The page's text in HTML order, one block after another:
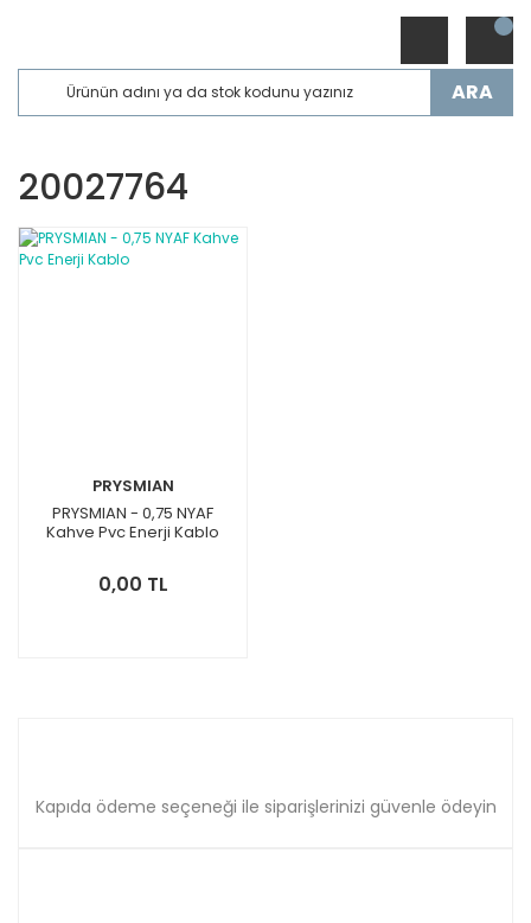
ARA
20027764
PRYSMIAN
PRYSMIAN - 0,75 NYAF
Kahve Pvc Enerji Kablo
0,00 TL
Kapıda ödeme seçeneği ile siparişlerinizi güvenle ödeyin